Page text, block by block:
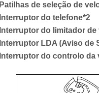
Patilhas de seleção de
Interruptor do telefone*2
Interruptor do limitador
Interruptor LDA (Aviso de
Interruptor do controlo